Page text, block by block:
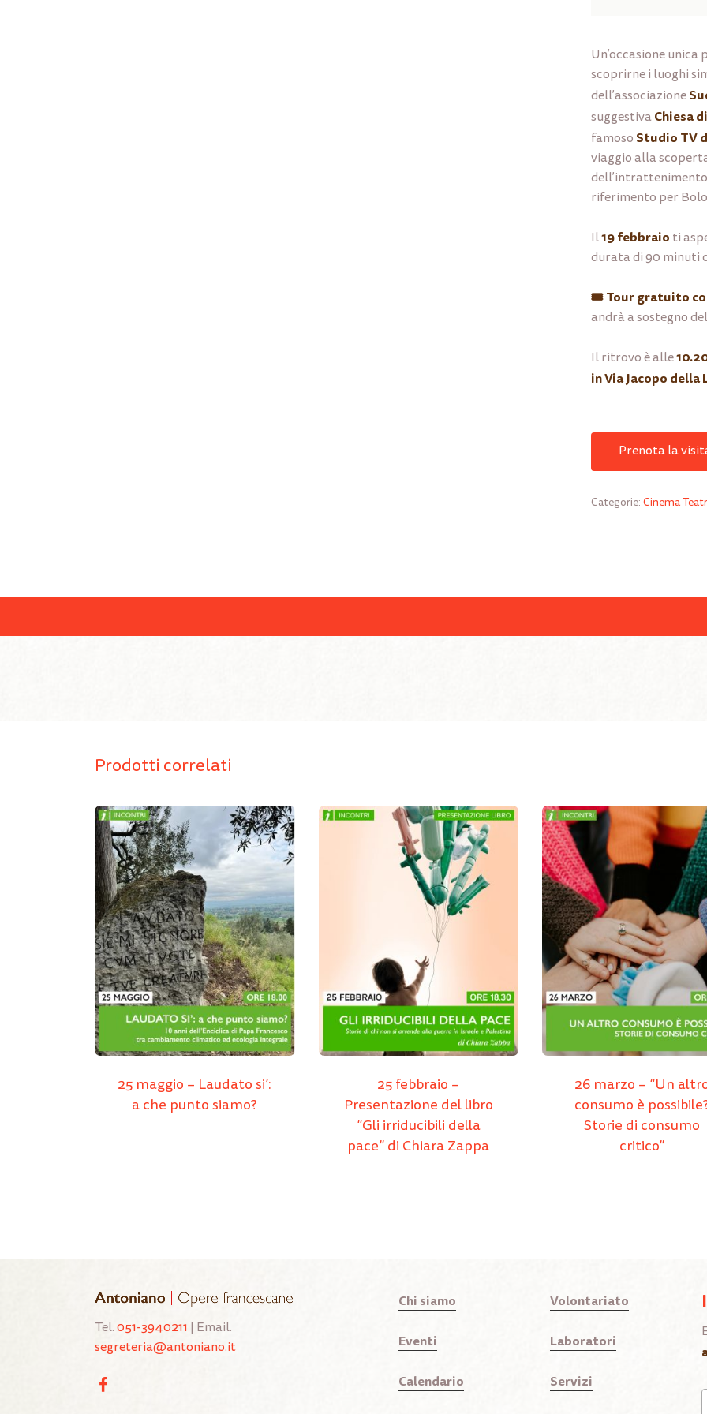
Un’occasione unica
scoprirne i luoghi
dell’associazione
suggestiva Chiesa
famoso Studio TV
viaggio alla
dell’intrattenimento
riferimento per
Il19 febbraio ti
durata di 90 minuti
🎟️ Tour gratuito
andrà a sostegno
Il ritrovo è alle
in Via Jacopo della
Prenota la
Categorie:Cinema
Prodotti correlati
25 maggio – Laudato si’:
a che punto siamo?
25 febbraio –
Presentazione del libro
“Gli irriducibili della
pace” di Chiara Zappa
26 marzo – “Un
consumo è
Storie di consumo
critico”
Tel. 051-3940211 | Email.
segreteria@antoniano.it
Chi siamo
Eventi
Calendario
Volontariato
Laboratori
Servizi